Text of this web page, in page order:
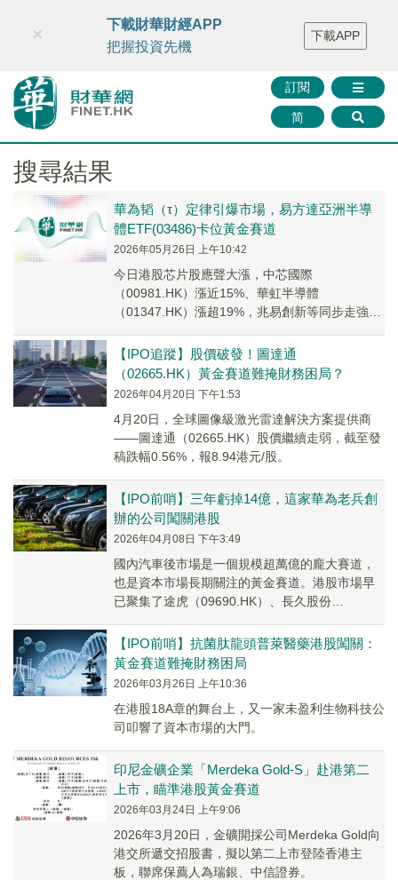
財華智庫網 FINTV FINMETA 財華證券 媒體矩陣
智庫沙龍
聯絡我們
訂閱
简
×
下載財華財經APP
把握投資先機
下載APP
搜尋結果
華為韬（τ）定律引爆市場，易方達亞洲半導
體ETF(03486)卡位黃金賽道
2026年05月26日 上午10:42
今日港股芯片股應聲大漲，中芯國際
（00981.HK）漲近15%、華虹半導體
（01347.HK）漲超19%，兆易創新等同步走強，
雙...
【IPO追蹤】股價破發！圖達通
（02665.HK）黃金賽道難掩財務困局？
2026年04月20日 下午1:53
4月20日，全球圖像級激光雷達解決方案提供商
——圖達通（02665.HK）股價繼續走弱，截至發
稿跌幅0.56%，報8.94港元/股。
【IPO前哨】三年虧掉14億，這家華為老兵創
辦的公司闖關港股
2026年04月08日 下午3:49
國內汽車後市場是一個規模超萬億的龐大賽道，
也是資本市場長期關注的黃金賽道。港股市場早
已聚集了途虎（09690.HK）、長久股份
【IPO前哨】抗菌肽龍頭普萊醫藥港股闖關：
黃金賽道難掩財務困局
2026年03月26日 上午10:36
在港股18A章的舞台上，又一家未盈利生物科技公
司叩響了資本市場的大門。
印尼金礦企業「Merdeka Gold-S」赴港第二
上市，瞄準港股黃金賽道
2026年03月24日 上午9:06
2026年3月20日，金礦開採公司Merdeka Gold向
港交所遞交招股書，擬以第二上市登陸香港主
板，聯席保薦人為瑞銀、中信證券。